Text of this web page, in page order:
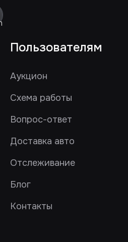
Пользователям
Аукцион
Схема работы
Вопрос-ответ
Доставка авто
Отслеживание
Блог
Контакты